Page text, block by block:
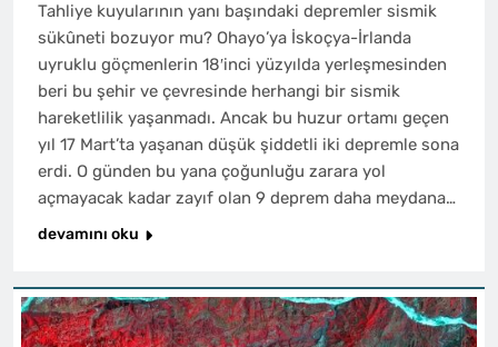
Tahliye kuyularının yanı başındaki depremler sismik
sükûneti bozuyor mu? Ohayo’ya İskoçya-İrlanda
uyruklu göçmenlerin 18′inci yüzyılda yerleşmesinden
beri bu şehir ve çevresinde herhangi bir sismik
hareketlilik yaşanmadı. Ancak bu huzur ortamı geçen
yıl 17 Mart’ta yaşanan düşük şiddetli iki depremle sona
erdi. O günden bu yana çoğunluğu zarara yol
açmayacak kadar zayıf olan 9 deprem daha meydana…
devamını oku